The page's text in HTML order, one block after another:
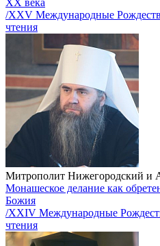
/XXV Международные
чтения
Митрополит Нижегородский и
Монашеское делание как
Божия
/XXIV Международные
чтения